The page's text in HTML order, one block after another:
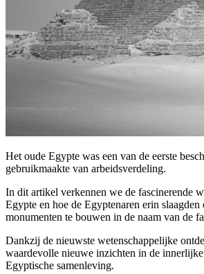
Het oude Egypte was een van de eerste
gebruikmaakte van arbeidsverdeling.
In dit artikel verkennen we de fascinerende
Egypte en hoe de Egyptenaren erin
monumenten te bouwen in de naam van de
Dankzij de nieuwste wetenschappelijke
waardevolle nieuwe inzichten in de
Egyptische samenleving.